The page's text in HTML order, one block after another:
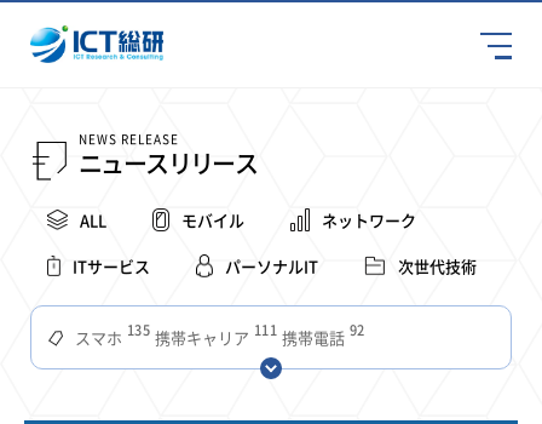
NEWS RELEASE
ニュースリリース
ALL モバイル
ネットワーク
ITサービス
パーソナルIT 次世代技術
スマホ 135 携帯キャリア 111 携帯電話 92
スマートデバイス 68 通信速度 65 ビジネス 63 4Ｇ 59